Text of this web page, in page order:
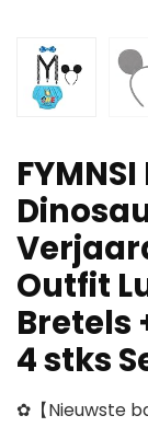
Outfit
Bretels
4 stks
✿【Nieuwste